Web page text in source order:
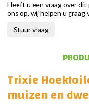
Heeft u een vraag over
ons op, wij helpen u graag
Stuur vraag
Trixie
muizen en